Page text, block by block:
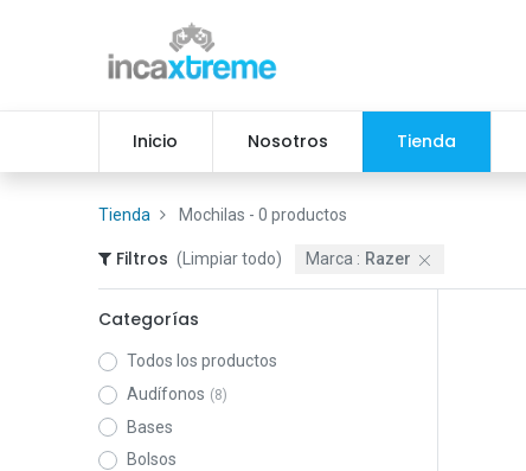
Inicio Nosotros Tienda
Tienda Mochilas - 0 productos
Filtros (Limpiar todo) Marca : Razer
Categorías
Todos los productos
Audífonos (8)
Bases
Bolsos